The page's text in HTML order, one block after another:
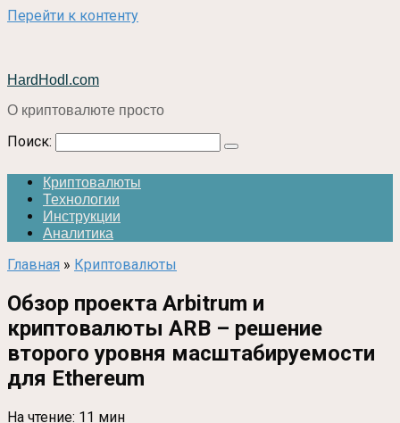
Перейти к контенту
HardHodl.com
О криптовалюте просто
Поиск:
Криптовалюты
Технологии
Инструкции
Аналитика
Главная » Криптовалюты
Обзор проекта Arbitrum и
криптовалюты ARB – решение
второго уровня масштабируемости
для Ethereum
На чтение: 11 мин